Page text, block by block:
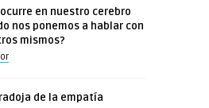
ocurre en nuestro cerebro
nos ponemos a hablar con
mismos?
de la empatía